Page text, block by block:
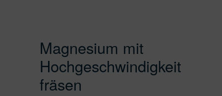
Magnesium mit
Hochgeschwindigkeit
fräsen